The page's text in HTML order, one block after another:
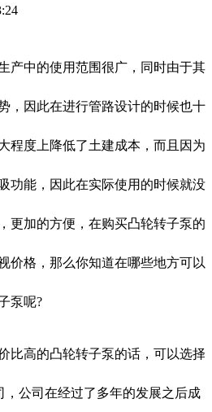
中的使用范围很广，同时由于其
，因此在进行管路设计的时候也十
程度上降低了土建成本，而且因为
功能，因此在实际使用的时候就没
更加的方便，在购买凸轮转子泵的
价格，那么你知道在哪些地方可以
泵呢?
高的凸轮转子泵的话，可以选择
，公司在经过了多年的发展之后成